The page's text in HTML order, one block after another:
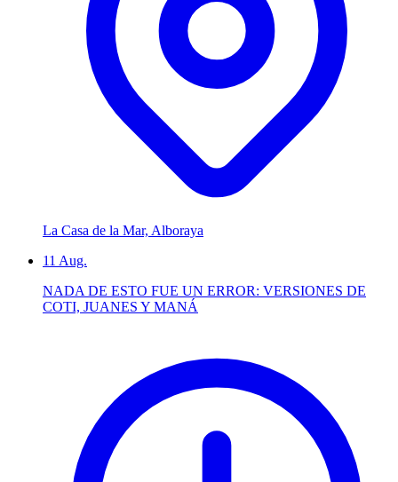
La Casa de la Mar, Alboraya
11 Aug.
NADA DE ESTO FUE UN ERROR: VERSIONES DE
COTI, JUANES Y MANÁ